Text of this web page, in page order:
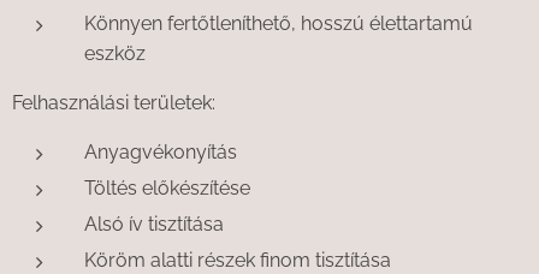
Könnyen fertőtleníthető, hosszú élettartamú
eszköz
Felhasználási területek:
Anyagvékonyítás
Töltés előkészítése
Alsó ív tisztítása
Köröm alatti részek finom tisztítása